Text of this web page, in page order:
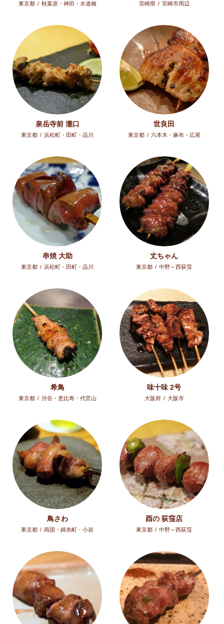
東京都 / 秋葉原・神田・水道橋 宮崎県 / 宮崎市周辺
泉岳寺前 瀧口
東京都 / 浜松町・田町・品川
世良田
東京都 / 六本木・麻布・広尾
串焼 大助
東京都 / 浜松町・田町・品川
丈ちゃん
東京都 / 中野～西荻窪
希鳥
東京都 / 渋谷・恵比寿・代官山
味十味 2号
大阪府 / 大阪市
鳥さわ
東京都 / 両国・錦糸町・小岩
酉の 荻窪店
東京都 / 中野～西荻窪